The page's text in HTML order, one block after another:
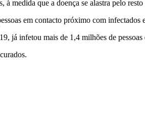
medida que a doença se alastra pelo
em contacto próximo com
já infetou mais de 1,4 milhões de